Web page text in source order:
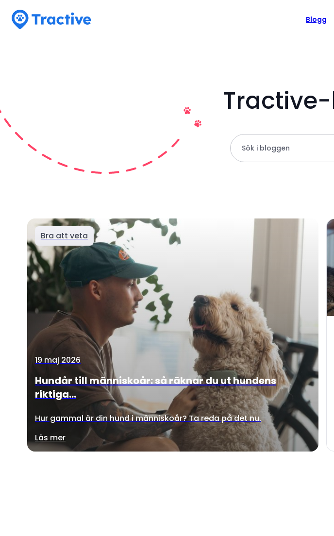
Blogg
Sök i bloggen
Bra att veta
19 maj 2026
Hundår till människoår: så räknar du ut hundens
riktiga...
Hur gammal är din hund i människoår? Ta reda på det nu.
Läs mer